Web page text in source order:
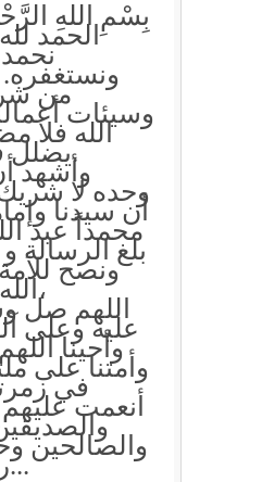
بِسْمِ اللهِ
الحمد
ونستغفره.
من
وسيئات
الله فلا
يضلل فلا هادي له.
وأشهد
وحده لا
أن سيدنا
محمداً عبد
بلغ الرسالة و
ونصح
الله حق جهاده،
اللهم صل
عليه وعلى
وأحينا
وأمتنا على
في
أنعمت
والصالحين
رفيقاً، و بعد...